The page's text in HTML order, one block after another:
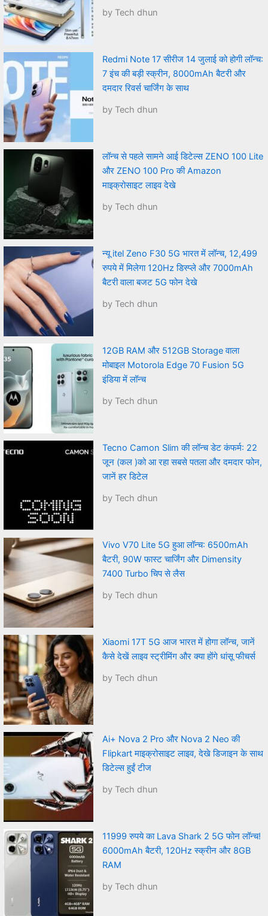
by Tech dhun
Redmi Note 17 सीरीज 14 जुलाई को होगी लॉन्च:
7 इंच की बड़ी स्क्रीन, 8000mAh बैटरी और
दमदार रिवर्स चार्जिंग के साथ
by Tech dhun
लॉन्च से पहले सामने आई डिटेल्स ZENO 100 Lite
और ZENO 100 Pro की Amazon
माइक्रोसाइट लाइव देखे
by Tech dhun
न्यू itel Zeno F30 5G भारत में लॉन्च, 12,499
रुपये में मिलेगा 120Hz डिस्प्ले और 7000mAh
बैटरी वाला बजट 5G फोन देखे
by Tech dhun
12GB RAM और 512GB Storage वाला
मोबाइल Motorola Edge 70 Fusion 5G
इंडिया में लॉन्च
by Tech dhun
Tecno Camon Slim की लॉन्च डेट कंफर्म: 22
जून (कल )को आ रहा सबसे पतला और दमदार फोन,
जानें हर डिटेल
by Tech dhun
Vivo V70 Lite 5G हुआ लॉन्च: 6500mAh
बैटरी, 90W फास्ट चार्जिंग और Dimensity
7400 Turbo चिप से लैस
by Tech dhun
Xiaomi 17T 5G आज भारत में होगा लॉन्च, जानें
कैसे देखें लाइव स्ट्रीमिंग और क्या होंगे धांसू फीचर्स
by Tech dhun
Ai+ Nova 2 Pro और Nova 2 Neo की
Flipkart माइक्रोसाइट लाइव, देखे डिजाइन के साथ
डिटेल्स हुईं टीज
by Tech dhun
11999 रुपये का Lava Shark 2 5G फोन लॉन्च!
6000mAh बैटरी, 120Hz स्क्रीन और 8GB
RAM
by Tech dhun